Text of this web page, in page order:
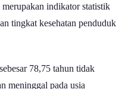
indikator statistik
tingkat kesehatan penduduk
78,75 tahun tidak
meninggal pada usia